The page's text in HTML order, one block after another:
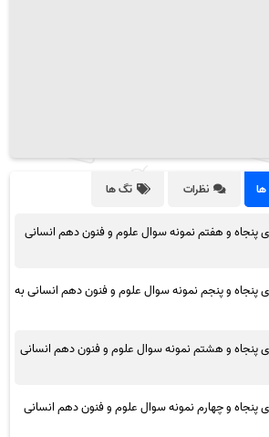
نظرات تگ ها
پنجاه و هفتم نمونه سوال علوم و فنون دهم انسانی
پنجاه و پنجم نمونه سوال علوم و فنون دهم انسانی به
پنجاه و هشتم نمونه سوال علوم و فنون دهم انسانی
پنجاه و چهارم نمونه سوال علوم و فنون دهم انسانی